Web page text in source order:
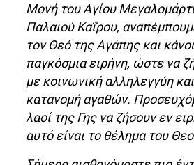
Μονή του Αγίου
Παλαιού Καΐρου,
τον Θεό της Αγάπης και
παγκόσμια ειρήνη, ώστε να
με κοινωνική αλληλεγγύη
κατανομή αγαθών.
λαοί της Γης να ζήσουν εν
αυτό είναι το θέλημα του